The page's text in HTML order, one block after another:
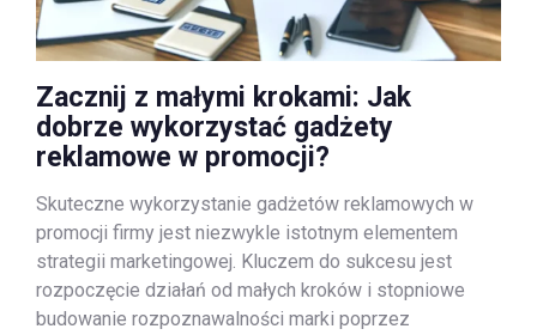
Zacznij z małymi krokami: Jak
dobrze wykorzystać gadżety
reklamowe w promocji?
Skuteczne wykorzystanie gadżetów reklamowych w
promocji firmy jest niezwykle istotnym elementem
strategii marketingowej. Kluczem do sukcesu jest
rozpoczęcie działań od małych kroków i stopniowe
budowanie rozpoznawalności marki poprzez